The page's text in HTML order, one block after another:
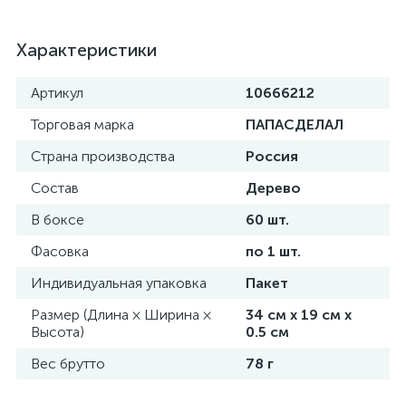
Характеристики
Артикул
10666212
Торговая марка
ПАПАСДЕЛАЛ
Страна производства
Россия
Состав
Дерево
В боксе
60 шт.
Фасовка
по 1 шт.
Индивидуальная упаковка
Пакет
Размер (Длина × Ширина ×
Высота)
34 см х 19 см х
0.5 см
Вес брутто
78 г